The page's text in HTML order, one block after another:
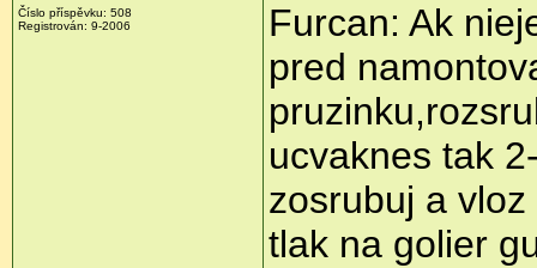
Číslo příspěvku: 508
Registrován: 9-2006
Furcan: Ak
pred
ucvaknes tak
zosrubuj a
tlak na golier